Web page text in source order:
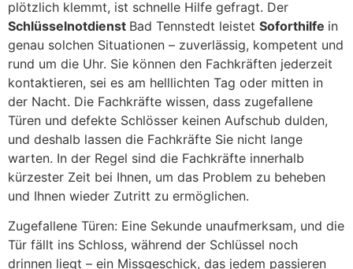
plötzlich klemmt, ist schnelle Hilfe gefragt. Der
Schlüsselnotdienst Bad Tennstedt leistet Soforthilfe in
genau solchen Situationen – zuverlässig, kompetent und
rund um die Uhr. Sie können den Fachkräften jederzeit
kontaktieren, sei es am helllichten Tag oder mitten in
der Nacht. Die Fachkräfte wissen, dass zugefallene
Türen und defekte Schlösser keinen Aufschub dulden,
und deshalb lassen die Fachkräfte Sie nicht lange
warten. In der Regel sind die Fachkräfte innerhalb
kürzester Zeit bei Ihnen, um das Problem zu beheben
und Ihnen wieder Zutritt zu ermöglichen.
Zugefallene Türen: Eine Sekunde unaufmerksam, und die
Tür fällt ins Schloss, während der Schlüssel noch
drinnen liegt – ein Missgeschick, das jedem passieren